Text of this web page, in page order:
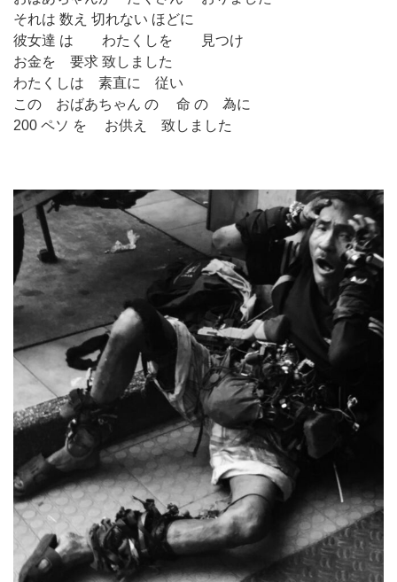
それは 数え 切れない ほどに
彼女達 は わたくしを 見つけ
お金を 要求 致しました
わたくしは 素直に 従い
この おばあちゃん の 命 の 為に
200 ペソ を お供え 致しました